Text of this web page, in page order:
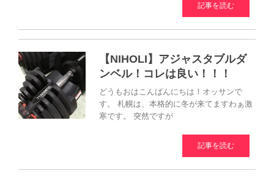
記事を読む
【NIHOLI】アジャスタブルダ
ンベル！コレは良い！！！
どうもおはこんばんにちは！オッサンで
す。 札幌は、本格的に冬が来てますわぁ激
寒です。 突然ですが
記事を読む